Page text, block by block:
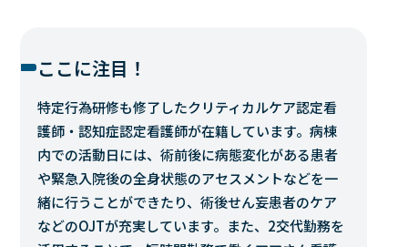
ここに注目！
特定行為研修も修了したクリティカルケア認定看
護師・認知症認定看護師が在籍しています。病棟
内での活動日には、術前後に病態変化がある患者
や緊急入院後の全身状態のアセスメントなどを一
緒に行うことができたり、術後せん妄患者のケア
などのOJTが充実しています。また、2交代勤務を